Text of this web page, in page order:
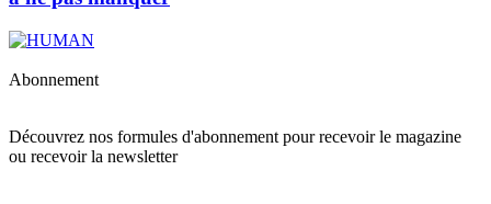
Abonnement
Découvrez nos formules d'abonnement pour recevoir le magazine
ou recevoir la newsletter